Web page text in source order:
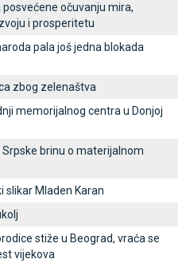
posvećene očuvanju mira,
i prosperitetu
pala još jedna blokada
zbog zelenaštva
memorijalnog centra u Donjoj
brinu o materijalnom
slikar Mladen Karan
stiže u Beograd, vraća se
vijekova